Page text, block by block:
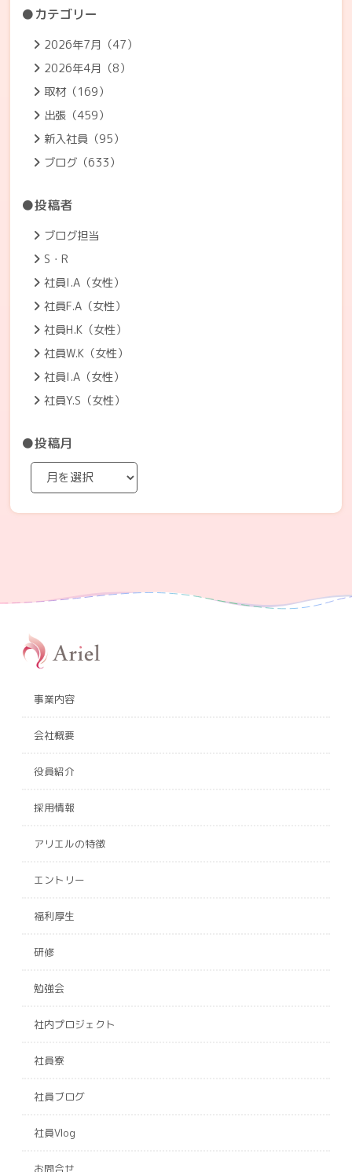
●カテゴリー
2026年7月（47）
2026年4月（8）
取材（169）
出張（459）
新入社員（95）
ブログ（633）
●投稿者
ブログ担当
S・R
社員I.A（女性）
社員F.A（女性）
社員H.K（女性）
社員W.K（女性）
社員I.A（女性）
社員Y.S（女性）
●投稿月
事業内容
会社概要
役員紹介
採用情報
アリエルの特徴
エントリー
福利厚生
研修
勉強会
社内プロジェクト
社員寮
社員ブログ
社員Vlog
お問合せ